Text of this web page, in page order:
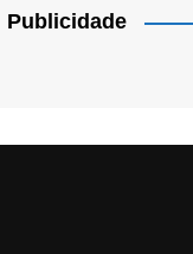
Publicidade